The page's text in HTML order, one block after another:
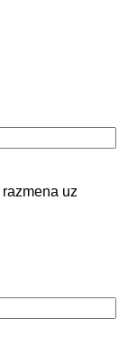
razmena uz